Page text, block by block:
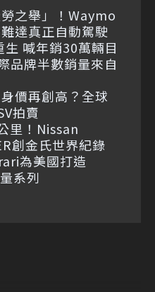
之舉」！Waymo
達真正自動駕駛
喊年銷30萬輛目
品牌半數銷量來自
價再創高？全球
拍賣
里！Nissan
創金氏世界紀錄
為美國打造
系列